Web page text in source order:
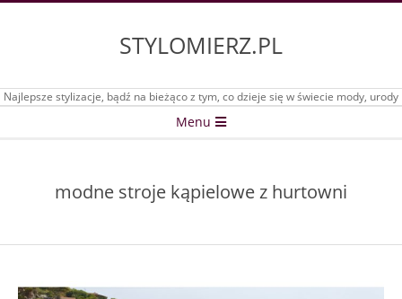
STYLOMIERZ.PL
Najlepsze stylizacje, bądź na bieżąco z tym, co dzieje się w świecie mody, urody
Menu
modne stroje kąpielowe z hurtowni